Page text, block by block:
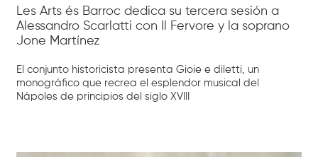
Les Arts és Barroc dedica su tercera sesión a
Alessandro Scarlatti con Il Fervore y la soprano
Jone Martínez
El conjunto historicista presenta Gioie e diletti, un
monográfico que recrea el esplendor musical del
Nápoles de principios del siglo XVIII